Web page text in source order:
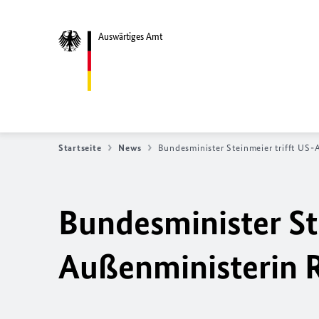
Auswärtiges Amt
Startseite News Bundesminister Steinmeier trifft US-
Bundesminister
Außenministerin